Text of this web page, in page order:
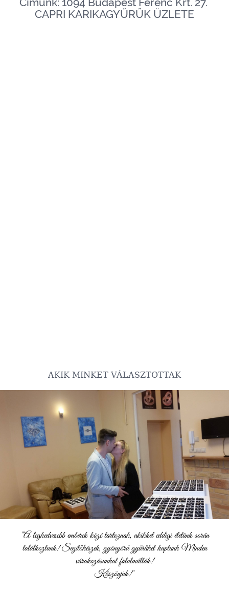
CAPRI KARIKAGYŰRŰK ÜZLETE
AKIK MINKET VÁLASZTOTTAK
"A legkedvesebb emberek közé tartoznak, akikkel eddigi életünk során
találkoztunk! Segítőkészek, gyönyörű gyűrűket kaptunk Minden
várakozásunkat fölülmúlták!
Köszönjük!"